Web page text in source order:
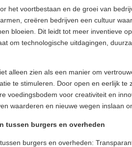
het voortbestaan ​​en de groei van
creëren bedrijven een cultuur
bloeien. Dit leidt tot meer inventieve
om technologische uitdagingen,
alleen zien als een manier om
te stimuleren. Door open en eerlijk
voedingsbodem voor creativiteit en
waarderen en nieuwe wegen inslaan
tussen burgers en overheden
burgers en overheden: